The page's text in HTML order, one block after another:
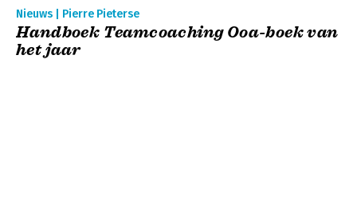
Nieuws | Pierre Pieterse
Handboek Teamcoaching Ooa-boek van
het jaar